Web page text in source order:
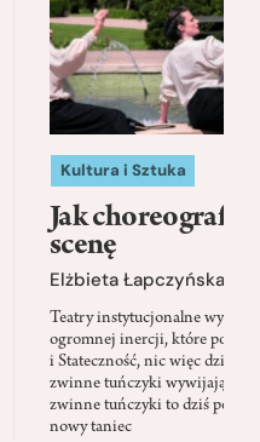
Kultura i Sztuka
Jak
scenę
Elżbieta Łapczyńska
Teatry instytucjonalne
ogromnej inercji, które ponad
i Stateczność, nic więc
zwinne tuńczyki wywijają
zwinne tuńczyki to dziś
nowy taniec